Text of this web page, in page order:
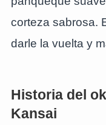
corteza sabrosa.
darle la vuelta y
Historia del
Kansai